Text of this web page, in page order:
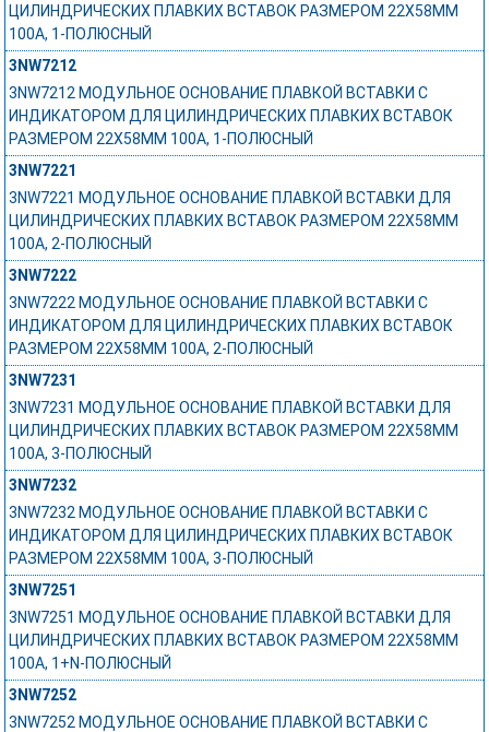
ЦИЛИНДРИЧЕСКИХ ПЛАВКИХ ВСТАВОК РАЗМЕРОМ 22X58MM
100A, 1-ПОЛЮСНЫЙ
3NW7212
3NW7212 МОДУЛЬНОЕ ОСНОВАНИЕ ПЛАВКОЙ ВСТАВКИ С
ИНДИКАТОРОМ ДЛЯ ЦИЛИНДРИЧЕСКИХ ПЛАВКИХ ВСТАВОК
РАЗМЕРОМ 22X58MM 100A, 1-ПОЛЮСНЫЙ
3NW7221
3NW7221 МОДУЛЬНОЕ ОСНОВАНИЕ ПЛАВКОЙ ВСТАВКИ ДЛЯ
ЦИЛИНДРИЧЕСКИХ ПЛАВКИХ ВСТАВОК РАЗМЕРОМ 22X58MM
100A, 2-ПОЛЮСНЫЙ
3NW7222
3NW7222 МОДУЛЬНОЕ ОСНОВАНИЕ ПЛАВКОЙ ВСТАВКИ С
ИНДИКАТОРОМ ДЛЯ ЦИЛИНДРИЧЕСКИХ ПЛАВКИХ ВСТАВОК
РАЗМЕРОМ 22X58MM 100A, 2-ПОЛЮСНЫЙ
3NW7231
3NW7231 МОДУЛЬНОЕ ОСНОВАНИЕ ПЛАВКОЙ ВСТАВКИ ДЛЯ
ЦИЛИНДРИЧЕСКИХ ПЛАВКИХ ВСТАВОК РАЗМЕРОМ 22X58MM
100A, 3-ПОЛЮСНЫЙ
3NW7232
3NW7232 МОДУЛЬНОЕ ОСНОВАНИЕ ПЛАВКОЙ ВСТАВКИ С
ИНДИКАТОРОМ ДЛЯ ЦИЛИНДРИЧЕСКИХ ПЛАВКИХ ВСТАВОК
РАЗМЕРОМ 22X58MM 100A, 3-ПОЛЮСНЫЙ
3NW7251
3NW7251 МОДУЛЬНОЕ ОСНОВАНИЕ ПЛАВКОЙ ВСТАВКИ ДЛЯ
ЦИЛИНДРИЧЕСКИХ ПЛАВКИХ ВСТАВОК РАЗМЕРОМ 22X58MM
100A, 1+N-ПОЛЮСНЫЙ
3NW7252
3NW7252 МОДУЛЬНОЕ ОСНОВАНИЕ ПЛАВКОЙ ВСТАВКИ С